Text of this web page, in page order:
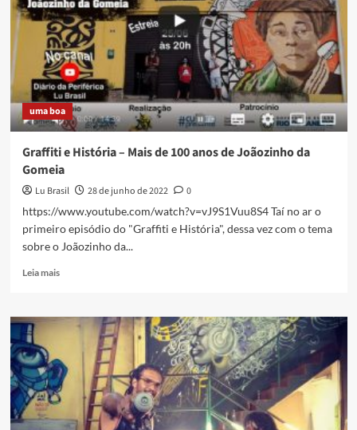
será
lançado
no
sábado
em
Caxias
uma boa
Graffiti e História – Mais de 100 anos de Joãozinho da
Gomeia
Lu Brasil 28 de junho de 2022
0
https://www.youtube.com/watch?v=vJ9S1Vuu8S4 Taí no ar o
primeiro episódio do "Graffiti e História", dessa vez com o tema
sobre o Joãozinho da...
Leia maisRead
Graffiti
–
Mais
de
100
anos